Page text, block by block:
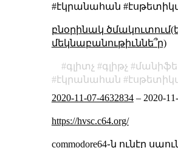
#էկրանահան
բնօրինակ
մեկնաբանութիւննե՞ր)
գլիտչ գլիթչ
էկրանահան
2020-11-07-4632834– 2020-
https://hvsc.c64.org/
commodore64֊ն ունէր